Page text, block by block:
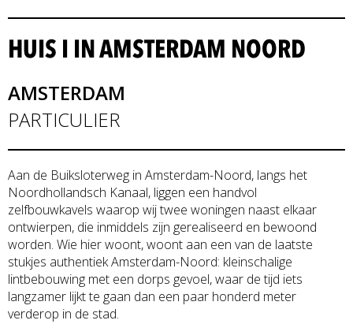
HUIS I IN AMSTERDAM NOORD
AMSTERDAM
PARTICULIER
Aan de Buiksloterweg in Amsterdam-Noord, langs het
Noordhollandsch Kanaal, liggen een handvol
zelfbouwkavels waarop wij twee woningen naast elkaar
ontwierpen, die inmiddels zijn gerealiseerd en bewoond
worden. Wie hier woont, woont aan een van de laatste
stukjes authentiek Amsterdam-Noord: kleinschalige
lintbebouwing met een dorps gevoel, waar de tijd iets
langzamer lijkt te gaan dan een paar honderd meter
verderop in de stad.